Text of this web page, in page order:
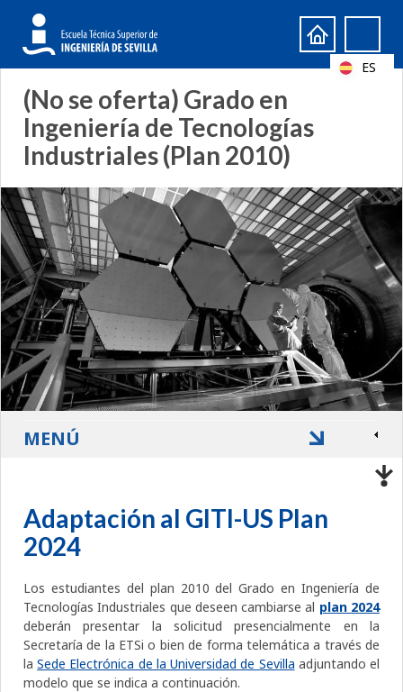
Formulario
de
búsqueda
Search
(No se oferta) Grado en
Ingeniería de Tecnologías
Industriales (Plan 2010)
Adaptación al GITI-US Plan
2024
Los estudiantes del plan 2010 del Grado en Ingeniería de
Tecnologías Industriales que deseen cambiarse al plan 2024
deberán presentar la solicitud presencialmente en la
Secretaría de la ETSi o bien de forma telemática a través de
laSede Electrónica de la Universidad de Sevilla adjuntando el
modelo que se indica a continuación.
MENÚ
ES